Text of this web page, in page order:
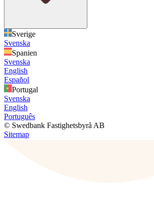
Sverige
Svenska
Spanien
Svenska
English
Español
Portugal
Svenska
English
Português
© Swedbank Fastighetsbyrå AB
Sitemap